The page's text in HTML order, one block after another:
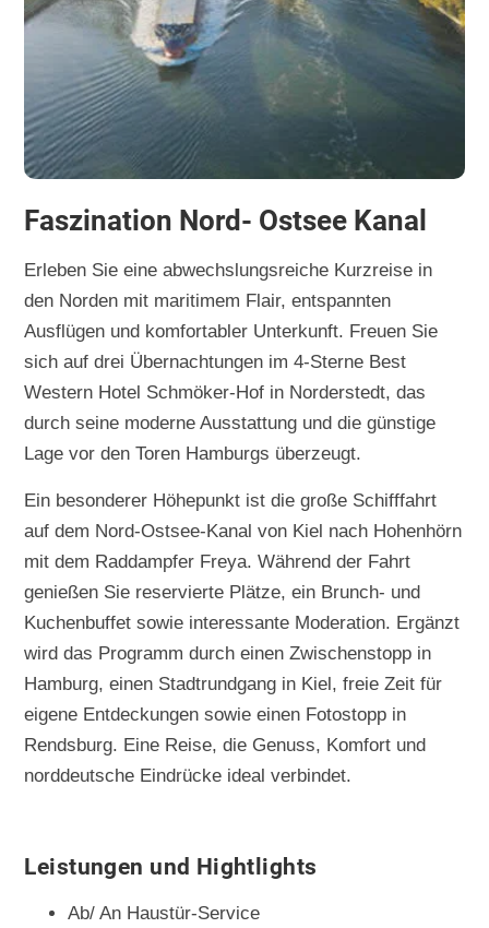
Faszination Nord- Ostsee Kanal
Erleben Sie eine abwechslungsreiche Kurzreise in
den Norden mit maritimem Flair, entspannten
Ausflügen und komfortabler Unterkunft. Freuen Sie
sich auf drei Übernachtungen im 4-Sterne Best
Western Hotel Schmöker-Hof in Norderstedt, das
durch seine moderne Ausstattung und die günstige
Lage vor den Toren Hamburgs überzeugt.
Ein besonderer Höhepunkt ist die große Schifffahrt
auf dem Nord-Ostsee-Kanal von Kiel nach Hohenhörn
mit dem Raddampfer Freya. Während der Fahrt
genießen Sie reservierte Plätze, ein Brunch- und
Kuchenbuffet sowie interessante Moderation. Ergänzt
wird das Programm durch einen Zwischenstopp in
Hamburg, einen Stadtrundgang in Kiel, freie Zeit für
eigene Entdeckungen sowie einen Fotostopp in
Rendsburg. Eine Reise, die Genuss, Komfort und
norddeutsche Eindrücke ideal verbindet.
Leistungen und Hightlights
Ab/ An Haustür-Service